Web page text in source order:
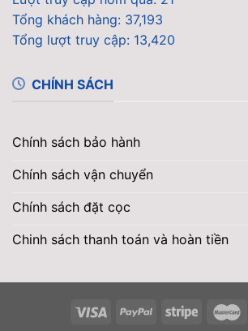
Tổng khách hàng: 37,193
Tổng lượt truy cập: 13,420
CHÍNH SÁCH
Chính sách bảo hành
Chính sách vận chuyển
Chính sách đặt cọc
Chinh sách thanh toán và hoàn tiền